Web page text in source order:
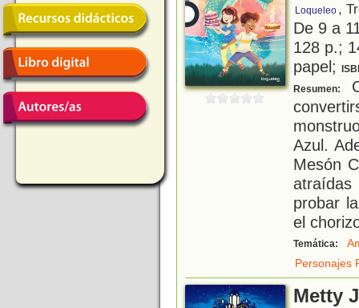
Loqueleo ,
De 9 a
128 p.;
papel;
Resumen:
Azul.
Mesón
probar
el
Temática:
Personajes
Metty